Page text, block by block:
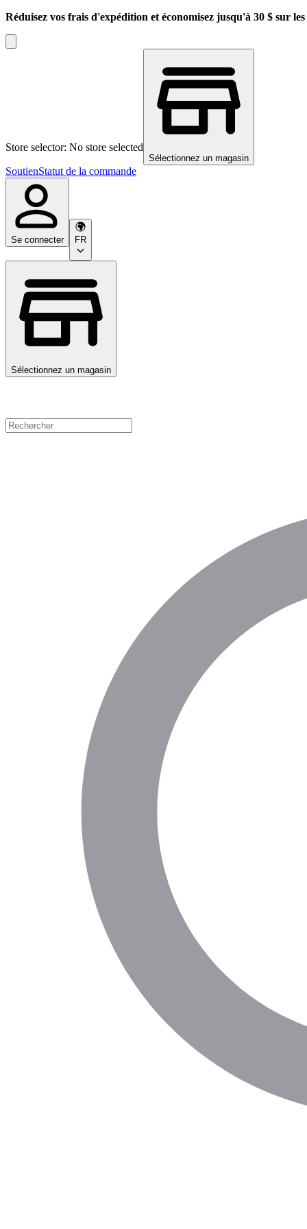
Réduisez vos frais d'expédition et économisez jusqu'à 30 $ sur
Store selector: No store selected
Sélectionnez un magasin
SoutienStatut de la commande
Se connecter FR
Sélectionnez un magasin